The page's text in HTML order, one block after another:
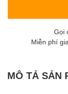
Gọi
Miễn phí
MÔ TẢ SẢN